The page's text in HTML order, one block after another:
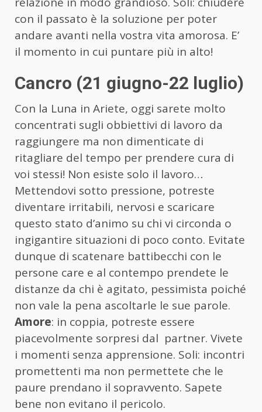
con il passato è la soluzione per poter
andare avanti nella vostra vita amorosa. E’
il momento in cui puntare più in alto!
Cancro (21 giugno-22 luglio)
Con la Luna in Ariete, oggi sarete molto
concentrati sugli obbiettivi di lavoro da
raggiungere ma non dimenticate di
ritagliare del tempo per prendere cura di
voi stessi! Non esiste solo il lavoro…
Mettendovi sotto pressione, potreste
diventare irritabili, nervosi e scaricare
questo stato d’animo su chi vi circonda o
ingigantire situazioni di poco conto. Evitate
dunque di scatenare battibecchi con le
persone care e al contempo prendete le
distanze da chi è agitato, pessimista poiché
non vale la pena ascoltarle le sue parole.
Amore: in coppia, potreste essere
piacevolmente sorpresi dal partner. Vivete
i momenti senza apprensione. Soli: incontri
promettenti ma non permettete che le
paure prendano il sopravvento. Sapete
bene non evitano il pericolo.